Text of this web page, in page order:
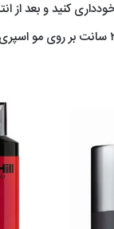
کنید و بعد از